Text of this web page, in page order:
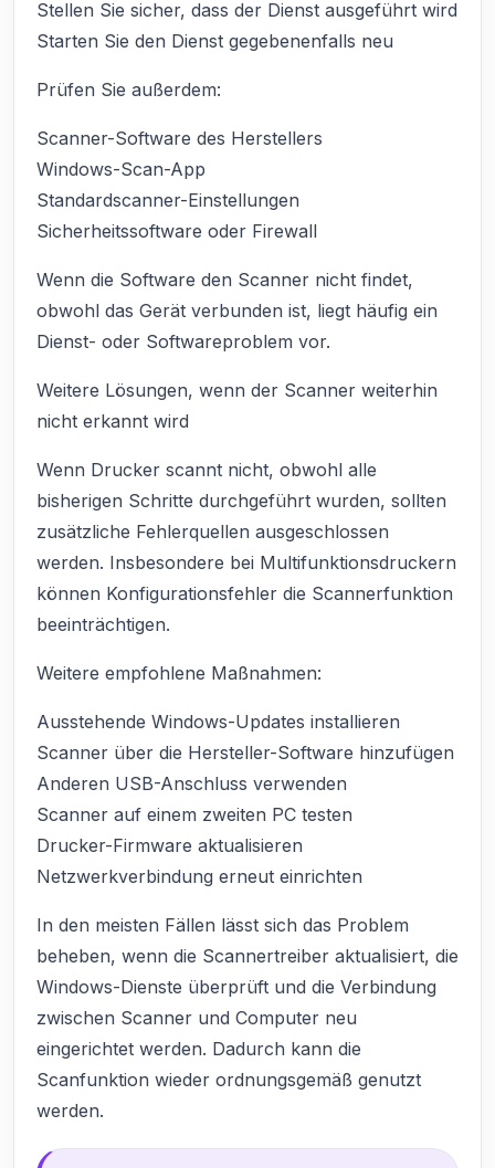
Stellen Sie sicher, dass der Dienst ausgeführt wird
Starten Sie den Dienst gegebenenfalls neu
Prüfen Sie außerdem:
Scanner-Software des Herstellers
Windows-Scan-App
Standardscanner-Einstellungen
Sicherheitssoftware oder Firewall
Wenn die Software den Scanner nicht findet,
obwohl das Gerät verbunden ist, liegt häufig ein
Dienst- oder Softwareproblem vor.
Weitere Lösungen, wenn der Scanner weiterhin
nicht erkannt wird
Wenn Drucker scannt nicht, obwohl alle
bisherigen Schritte durchgeführt wurden, sollten
zusätzliche Fehlerquellen ausgeschlossen
werden. Insbesondere bei Multifunktionsdruckern
können Konfigurationsfehler die Scannerfunktion
beeinträchtigen.
Weitere empfohlene Maßnahmen:
Ausstehende Windows-Updates installieren
Scanner über die Hersteller-Software hinzufügen
Anderen USB-Anschluss verwenden
Scanner auf einem zweiten PC testen
Drucker-Firmware aktualisieren
Netzwerkverbindung erneut einrichten
In den meisten Fällen lässt sich das Problem
beheben, wenn die Scannertreiber aktualisiert, die
Windows-Dienste überprüft und die Verbindung
zwischen Scanner und Computer neu
eingerichtet werden. Dadurch kann die
Scanfunktion wieder ordnungsgemäß genutzt
werden.